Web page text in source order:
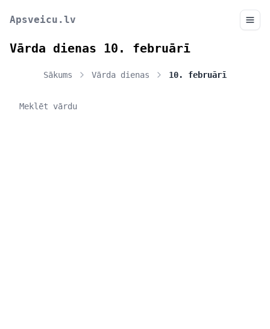
Apsveicu.lv
Vārda dienas 10. februārī
Sākums Vārda dienas 10. februārī